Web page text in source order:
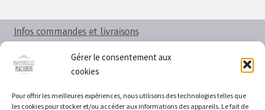
Gérer le consentement aux
cookies
Pour offrir les meilleures expériences, nous utilisons des technologies telles que
les cookies pour stocker et/ou accéder aux informations des appareils. Le fait de
Infos commandes et livraisons
Nous contacter